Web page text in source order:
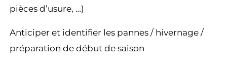
pièces d’usure, …)
Anticiper et identifier les pannes / hivernage /
préparation de début de saison